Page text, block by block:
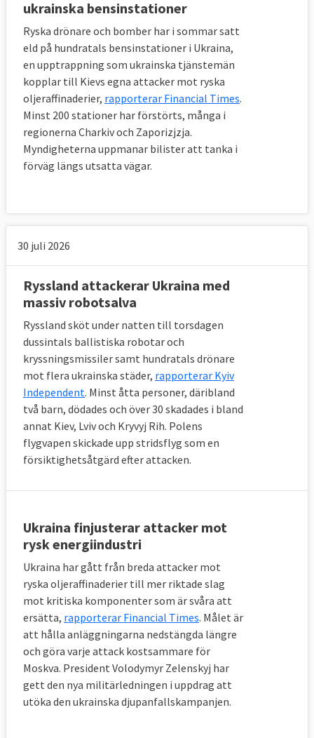
ukrainska bensinstationer
Ryska drönare och bomber har i sommar satt
eld på hundratals bensinstationer i Ukraina,
en upptrappning som ukrainska tjänstemän
kopplar till Kievs egna attacker mot ryska
oljeraffinaderier, rapporterar Financial Times.
Minst 200 stationer har förstörts, många i
regionerna Charkiv och Zaporizjzja.
Myndigheterna uppmanar bilister att tanka i
förväg längs utsatta vägar.
30 juli 2026
Ryssland attackerar Ukraina med
massiv robotsalva
Ryssland sköt under natten till torsdagen
dussintals ballistiska robotar och
kryssningsmissiler samt hundratals drönare
mot flera ukrainska städer, rapporterar Kyiv
Independent. Minst åtta personer, däribland
två barn, dödades och över 30 skadades i bland
annat Kiev, Lviv och Kryvyj Rih. Polens
flygvapen skickade upp stridsflyg som en
försiktighetsåtgärd efter attacken.
Ukraina finjusterar attacker mot
rysk energiindustri
Ukraina har gått från breda attacker mot
ryska oljeraffinaderier till mer riktade slag
mot kritiska komponenter som är svåra att
ersätta, rapporterar Financial Times. Målet är
att hålla anläggningarna nedstängda längre
och göra varje attack kostsammare för
Moskva. President Volodymyr Zelenskyj har
gett den nya militärledningen i uppdrag att
utöka den ukrainska djupanfallskampanjen.